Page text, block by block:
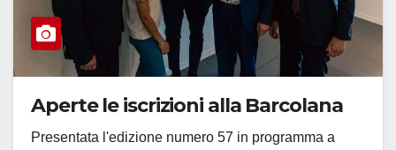
Aperte le iscrizioni alla Barcolana
Presentata l'edizione numero 57 in programma a